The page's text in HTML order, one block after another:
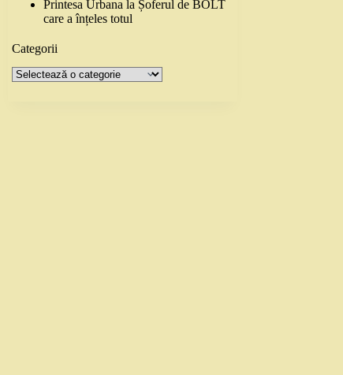
Printesa Urbana la Șoferul de BOLT
care a înțeles totul
Categorii
Categorii